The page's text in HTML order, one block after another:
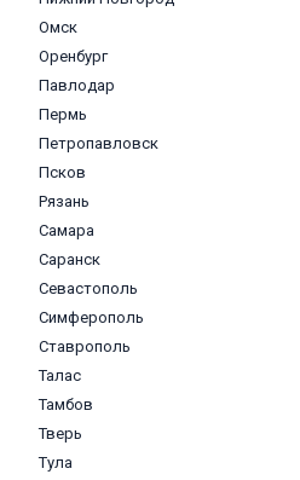
Омск
Оренбург
Павлодар
Пермь
Петропавловск
Псков
Рязань
Самара
Саранск
Севастополь
Симферополь
Ставрополь
Талас
Тамбов
Тверь
Тула